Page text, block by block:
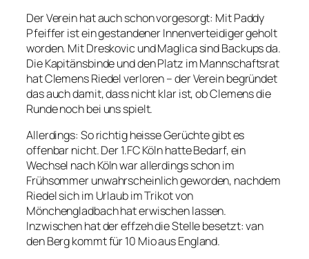
Der Verein hat auch schon vorgesorgt: Mit Paddy
Pfeiffer ist ein gestandener Innenverteidiger geholt
worden. Mit Dreskovic und Maglica sind Backups da.
Die Kapitänsbinde und den Platz im Mannschaftsrat
hat Clemens Riedel verloren – der Verein begründet
das auch damit, dass nicht klar ist, ob Clemens die
Runde noch bei uns spielt.
Allerdings: So richtig heisse Gerüchte gibt es
offenbar nicht. Der 1.FC Köln hatte Bedarf, ein
Wechsel nach Köln war allerdings schon im
Frühsommer unwahrscheinlich geworden, nachdem
Riedel sich im Urlaub im Trikot von
Mönchengladbach hat erwischen lassen.
Inzwischen hat der effzeh die Stelle besetzt: van
den Berg kommt für 10 Mio aus England.